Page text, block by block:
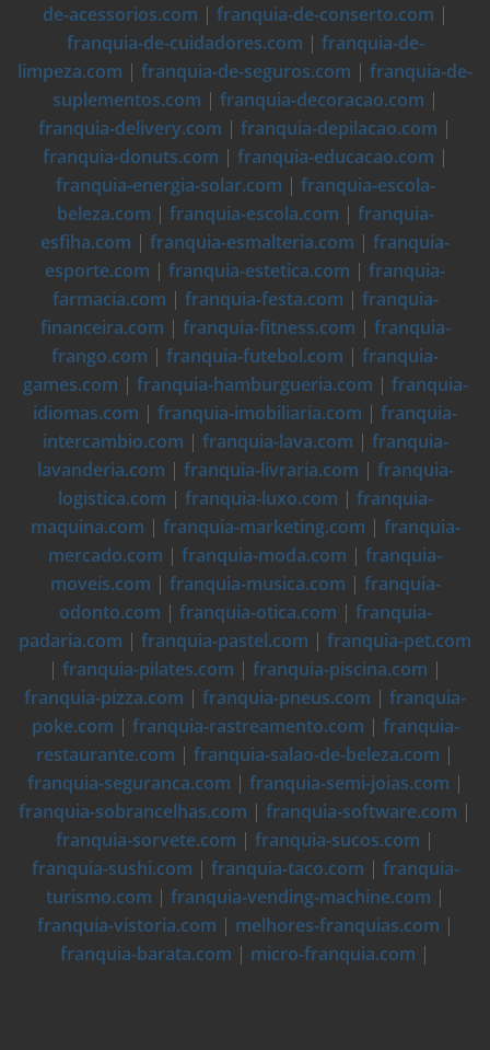
de-acessorios.com | franquia-de-conserto.com |
franquia-de-cuidadores.com | franquia-de-
limpeza.com | franquia-de-seguros.com | franquia-de-
suplementos.com | franquia-decoracao.com |
franquia-delivery.com | franquia-depilacao.com |
franquia-donuts.com | franquia-educacao.com |
franquia-energia-solar.com | franquia-escola-
beleza.com | franquia-escola.com | franquia-
esfiha.com | franquia-esmalteria.com | franquia-
esporte.com | franquia-estetica.com | franquia-
farmacia.com | franquia-festa.com | franquia-
financeira.com | franquia-fitness.com | franquia-
frango.com | franquia-futebol.com | franquia-
games.com | franquia-hamburgueria.com | franquia-
idiomas.com | franquia-imobiliaria.com | franquia-
intercambio.com | franquia-lava.com | franquia-
lavanderia.com | franquia-livraria.com | franquia-
logistica.com | franquia-luxo.com | franquia-
maquina.com | franquia-marketing.com | franquia-
mercado.com | franquia-moda.com | franquia-
moveis.com | franquia-musica.com | franquia-
odonto.com | franquia-otica.com | franquia-
padaria.com | franquia-pastel.com | franquia-pet.com
| franquia-pilates.com | franquia-piscina.com |
franquia-pizza.com | franquia-pneus.com | franquia-
poke.com | franquia-rastreamento.com | franquia-
restaurante.com | franquia-salao-de-beleza.com |
franquia-seguranca.com | franquia-semi-joias.com |
franquia-sobrancelhas.com | franquia-software.com |
franquia-sorvete.com | franquia-sucos.com |
franquia-sushi.com | franquia-taco.com | franquia-
turismo.com | franquia-vending-machine.com |
franquia-vistoria.com | melhores-franquias.com |
franquia-barata.com | micro-franquia.com |